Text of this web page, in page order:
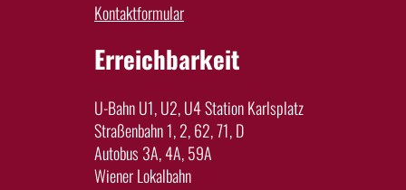
Kontaktformular
Erreichbarkeit
U-Bahn U1, U2, U4 Station Karlsplatz
Straßenbahn 1, 2, 62, 71, D
Autobus 3A, 4A, 59A
Wiener Lokalbahn